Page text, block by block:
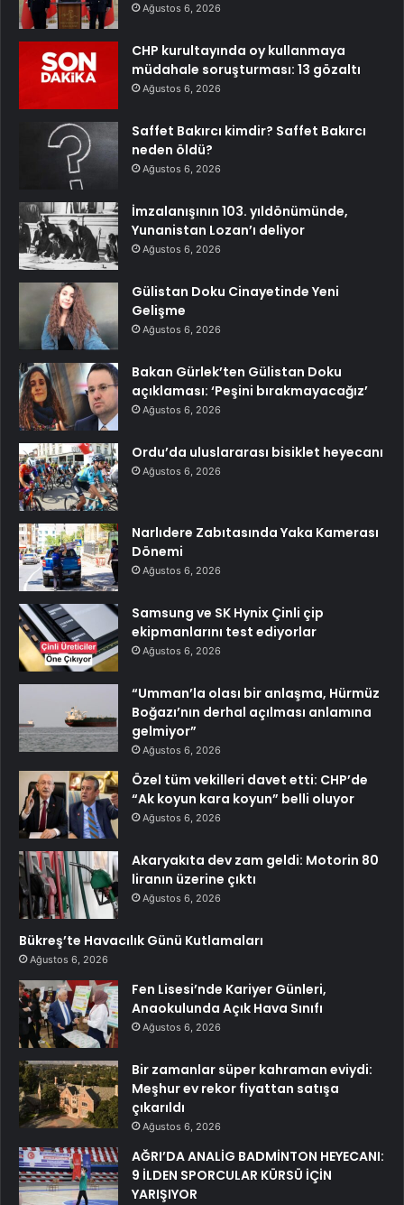
Ağustos 6, 2026
CHP kurultayında oy kullanmaya
müdahale soruşturması: 13 gözaltı
Ağustos 6, 2026
Saffet Bakırcı kimdir? Saffet Bakırcı
neden öldü?
Ağustos 6, 2026
İmzalanışının 103. yıldönümünde,
Yunanistan Lozan’ı deliyor
Ağustos 6, 2026
Gülistan Doku Cinayetinde Yeni
Gelişme
Ağustos 6, 2026
Bakan Gürlek’ten Gülistan Doku
açıklaması: ‘Peşini bırakmayacağız’
Ağustos 6, 2026
Ordu’da uluslararası bisiklet heyecanı
Ağustos 6, 2026
Narlıdere Zabıtasında Yaka Kamerası
Dönemi
Ağustos 6, 2026
Samsung ve SK Hynix Çinli çip
ekipmanlarını test ediyorlar
Ağustos 6, 2026
“Umman’la olası bir anlaşma, Hürmüz
Boğazı’nın derhal açılması anlamına
gelmiyor”
Ağustos 6, 2026
Özel tüm vekilleri davet etti: CHP’de
“Ak koyun kara koyun” belli oluyor
Ağustos 6, 2026
Akaryakıta dev zam geldi: Motorin 80
liranın üzerine çıktı
Ağustos 6, 2026
Bükreş’te Havacılık Günü Kutlamaları
Ağustos 6, 2026
Fen Lisesi’nde Kariyer Günleri,
Anaokulunda Açık Hava Sınıfı
Ağustos 6, 2026
Bir zamanlar süper kahraman eviydi:
Meşhur ev rekor fiyattan satışa
çıkarıldı
Ağustos 6, 2026
AĞRI’DA ANALİG BADMİNTON HEYECANI:
9 İLDEN SPORCULAR KÜRSÜ İÇİN
YARIŞIYOR